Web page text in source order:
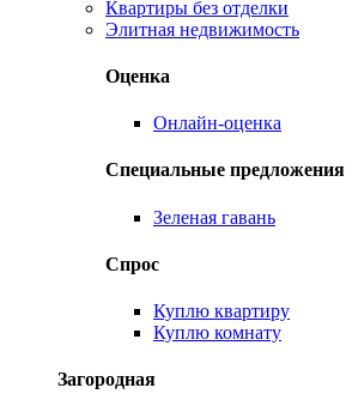
Квартиры без отделки
Элитная недвижимость
Оценка
Онлайн-оценка
Специальные предложения
Зеленая гавань
Спрос
Куплю квартиру
Куплю комнату
Загородная